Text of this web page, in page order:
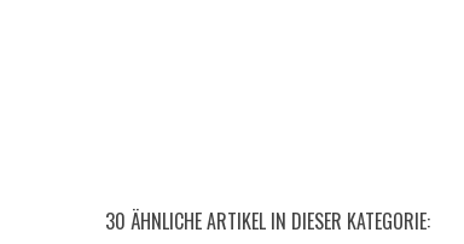
30 ÄHNLICHE ARTIKEL IN DIESER KATEGORIE: